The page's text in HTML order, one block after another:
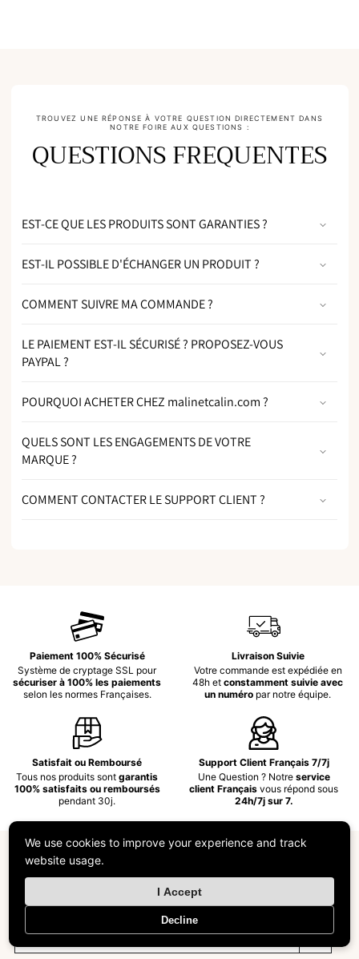
TROUVEZ UNE RÉPONSE À VOTRE QUESTION DIRECTEMENT DANS
NOTRE FOIRE AUX QUESTIONS :
QUESTIONS FREQUENTES
EST-CE QUE LES PRODUITS SONT GARANTIES ?
EST-IL POSSIBLE D'ÉCHANGER UN PRODUIT ?
COMMENT SUIVRE MA COMMANDE ?
LE PAIEMENT EST-IL SÉCURISÉ ? PROPOSEZ-VOUS
PAYPAL ?
POURQUOI ACHETER CHEZ malinetcalin.com ?
QUELS SONT LES ENGAGEMENTS DE VOTRE
MARQUE ?
COMMENT CONTACTER LE SUPPORT CLIENT ?
Paiement 100% Sécurisé
Système de cryptage SSL pour
sécuriser à 100% les paiements
selon les normes Françaises.
Livraison Suivie
Votre commande est expédiée en
48h etconstamment suivie avec
un numéro par notre équipe.
Satisfait ou Remboursé
Tous nos produits sontgarantis
100% satisfaits ou remboursés
pendant 30j.
Support Client Français 7/7j
Une Question ? Notre service
client Français vous répond sous
24h/7j sur 7.
Découvez nos nouveaux produits en avant-
première
E-mail
We use cookies to improve your experience and track
website usage.
I Accept
Decline